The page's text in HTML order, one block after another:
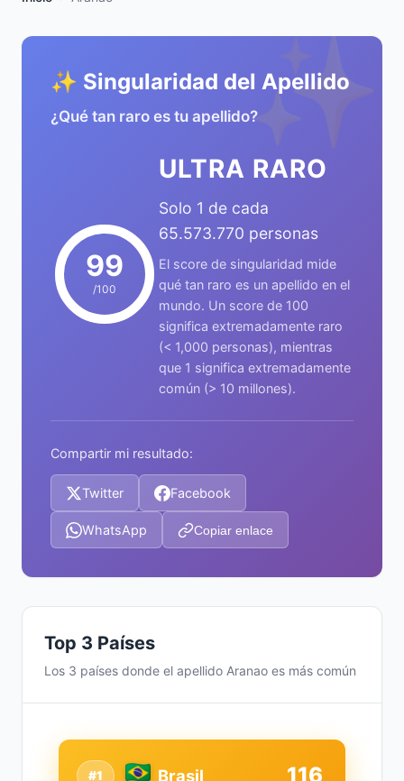
✨
✨ Singularidad del Apellido
¿Qué tan raro es tu apellido?
99
/100
ULTRA RARO
Solo 1 de cada
65.573.770 personas
El score de singularidad mide
qué tan raro es un apellido en el
mundo. Un score de 100
significa extremadamente raro
(< 1,000 personas), mientras
que 1 significa extremadamente
común (> 10 millones).
Compartir mi resultado:
Twitter Facebook
WhatsApp Copiar enlace
Top 3 Países
Los 3 países donde el apellido Aranao es más común
#1 Brasil 116